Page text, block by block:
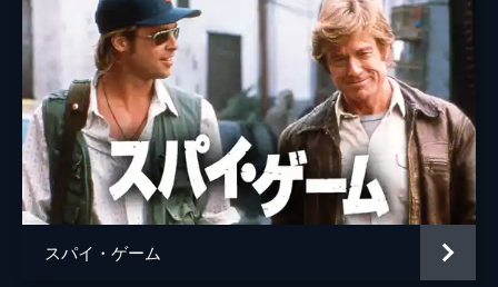
スパイ・ゲーム